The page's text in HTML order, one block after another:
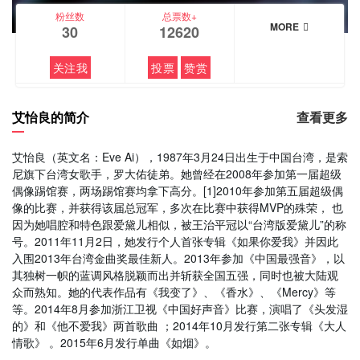
粉丝数
30
关注我
总票数+
12620
投票 赞赏
MORE
艾怡良的简介 查看更多
艾怡良（英文名：Eve Ai），1987年3月24日出生于中国台湾，是索
尼旗下台湾女歌手，罗大佑徒弟。她曾经在2008年参加第一届超级
偶像踢馆赛，两场踢馆赛均拿下高分。[1]2010年参加第五届超级偶
像的比赛，并获得该届总冠军，多次在比赛中获得MVP的殊荣， 也
因为她唱腔和特色跟爱黛儿相似，被王治平冠以“台湾版爱黛儿”的称
号。2011年11月2日，她发行个人首张专辑《如果你爱我》并因此
入围2013年台湾金曲奖最佳新人。2013年参加《中国最强音》，以
其独树一帜的蓝调风格脱颖而出并斩获全国五强，同时也被大陆观
众而熟知。她的代表作品有《我变了》、《香水》、《Mercy》等
等。2014年8月参加浙江卫视《中国好声音》比赛，演唱了《头发湿
的》和《他不爱我》两首歌曲 ；2014年10月发行第二张专辑《大人
情歌》 。2015年6月发行单曲《如烟》。